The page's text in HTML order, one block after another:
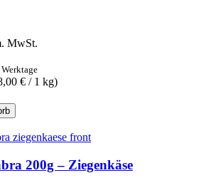
MwSt.
€ / 1 kg)
200g – Ziegenkäse